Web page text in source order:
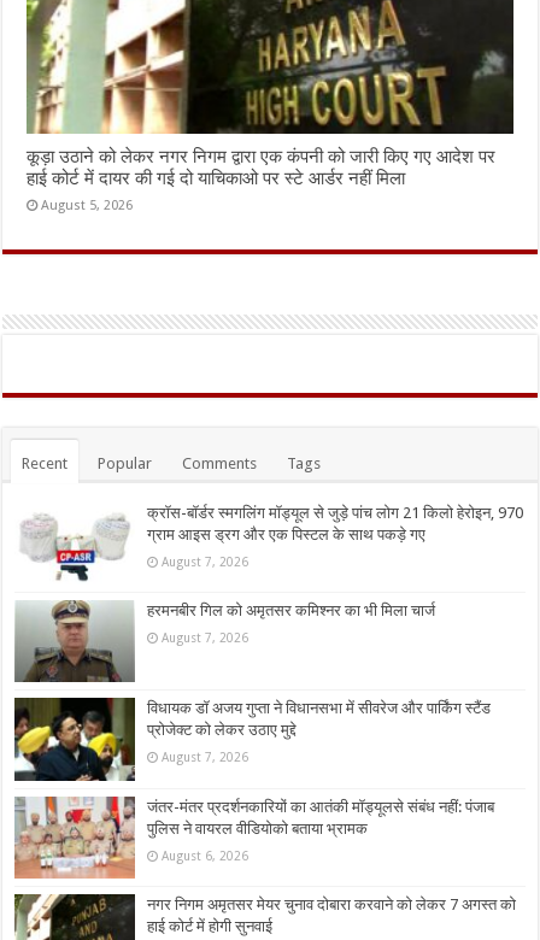
कूड़ा उठाने को लेकर नगर निगम द्वारा एक कंपनी को जारी किए गए आदेश पर
हाई कोर्ट में दायर की गई दो याचिकाओ पर स्टे आर्डर नहीं मिला
August 5, 2026
Recent Popular Comments Tags
क्रॉस-बॉर्डर स्मगलिंग मॉड्यूल से जुड़े पांच लोग 21 किलो हेरोइन, 970
ग्राम आइस ड्रग और एक पिस्टल के साथ पकड़े गए
August 7, 2026
हरमनबीर गिल को अमृतसर कमिश्नर का भी मिला चार्ज
August 7, 2026
विधायक डॉ अजय गुप्ता ने विधानसभा में सीवरेज और पार्किंग स्टैंड
प्रोजेक्ट को लेकर उठाए मुद्दे
August 7, 2026
जंतर-मंतर प्रदर्शनकारियों का आतंकी मॉड्यूलसे संबंध नहीं: पंजाब
पुलिस ने वायरल वीडियोको बताया भ्रामक
August 6, 2026
नगर निगम अमृतसर मेयर चुनाव दोबारा करवाने को लेकर 7 अगस्त को
हाई कोर्ट में होगी सुनवाई